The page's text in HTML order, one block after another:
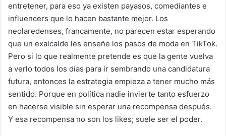
entretener, para eso ya existen payasos, comediantes e
influencers que lo hacen bastante mejor. Los
neolaredenses, francamente, no parecen estar esperando
que un exalcalde les enseñe los pasos de moda en TikTok.
Pero si lo que realmente pretende es que la gente vuelva
a verlo todos los días para ir sembrando una candidatura
futura, entonces la estrategia empieza a tener mucho más
sentido. Porque en política nadie invierte tanto esfuerzo
en hacerse visible sin esperar una recompensa después.
Y esa recompensa no son los likes; suele ser el poder.